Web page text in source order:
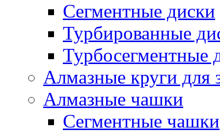
Сегментные диски
Турбированные
Турбосегментные
Алмазные круги для
Алмазные чашки
Сегментные чашки